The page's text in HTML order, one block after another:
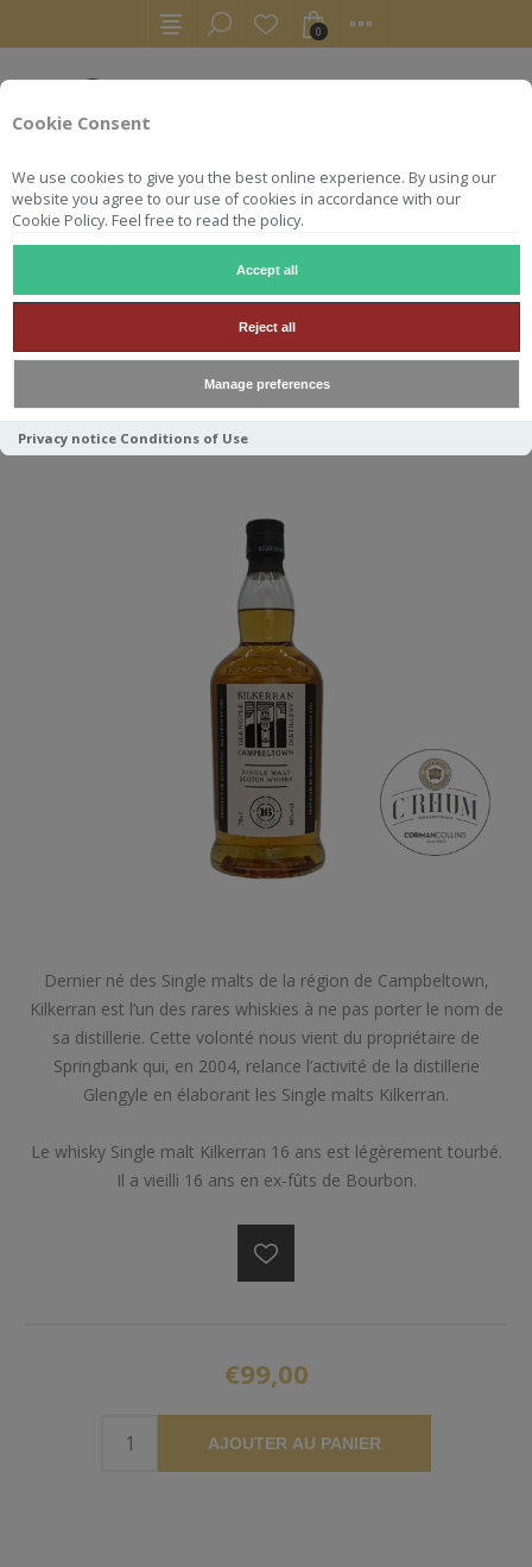
Cookie Consent
We use cookies to give you the best online experience. By using our
website you agree to our use of cookies in accordance with our
Cookie Policy. Feel free to read the policy.
Accept all
Reject all
Manage preferences
Privacy notice Conditions of Use
0
KILKERRAN 16Y 70CL 46°
Dernier né des Single malts de la région de Campbeltown,
Kilkerran est l’un des rares whiskies à ne pas porter le nom de
sa distillerie. Cette volonté nous vient du propriétaire de
Springbank qui, en 2004, relance l’activité de la distillerie
Glengyle en élaborant les Single malts Kilkerran.
Le whisky Single malt Kilkerran 16 ans est légèrement tourbé.
Il a vieilli 16 ans en ex-fûts de Bourbon.
€99,00
AJOUTER AU PANIER